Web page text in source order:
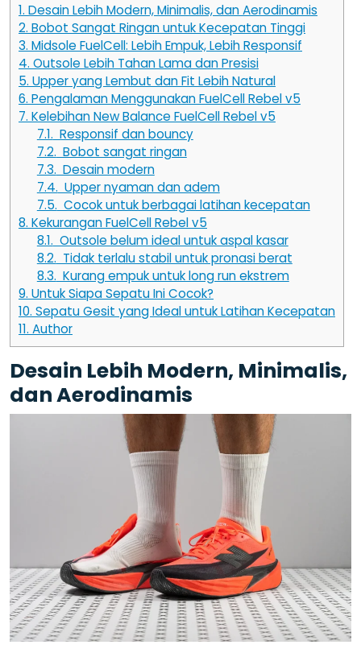
1. Desain Lebih Modern, Minimalis, dan Aerodinamis
2. Bobot Sangat Ringan untuk Kecepatan Tinggi
3. Midsole FuelCell: Lebih Empuk, Lebih Responsif
4. Outsole Lebih Tahan Lama dan Presisi
5. Upper yang Lembut dan Fit Lebih Natural
6. Pengalaman Menggunakan FuelCell Rebel v5
7. Kelebihan New Balance FuelCell Rebel v5
7.1. Responsif dan bouncy
7.2. Bobot sangat ringan
7.3. Desain modern
7.4. Upper nyaman dan adem
7.5. Cocok untuk berbagai latihan kecepatan
8. Kekurangan FuelCell Rebel v5
8.1. Outsole belum ideal untuk aspal kasar
8.2. Tidak terlalu stabil untuk pronasi berat
8.3. Kurang empuk untuk long run ekstrem
9. Untuk Siapa Sepatu Ini Cocok?
10. Sepatu Gesit yang Ideal untuk Latihan Kecepatan
11. Author
Desain Lebih Modern, Minimalis,
dan Aerodinamis